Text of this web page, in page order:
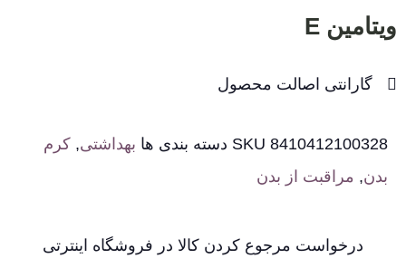
ویتامین E
گارانتی اصالت محصول
SKU 8410412100328 دسته بندی ها بهداشتی, کرم
بدن, مراقبت از بدن
درخواست مرجوع کردن کالا در فروشگاه اینترتی